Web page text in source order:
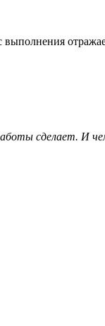
сделает. И